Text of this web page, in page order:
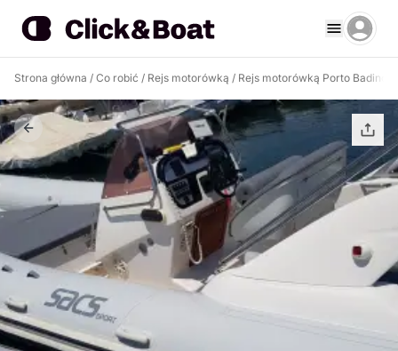
Strona główna / Co robić / Rejs motorówką / Rejs motorówką Porto Badino